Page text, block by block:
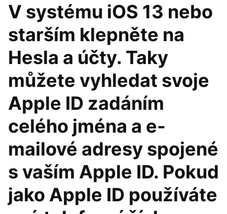
V systému iOS 13 nebo
starším klepněte na
Hesla a účty. Taky
můžete vyhledat svoje
Apple ID zadáním
celého jména a e-
mailové adresy spojené
s vaším Apple ID. Pokud
jako Apple ID používáte